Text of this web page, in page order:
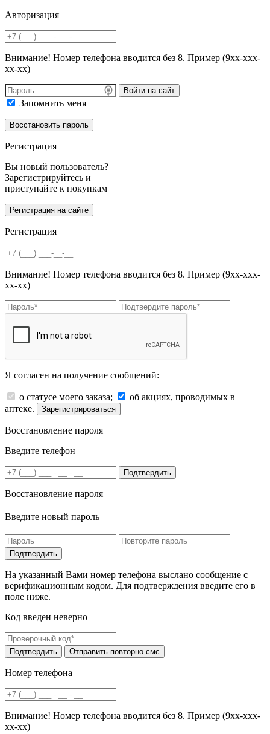
Авторизация
Внимание! Номер телефона вводится без 8. Пример (9хх-ххх-
хх-хх)
Войти на сайт
Запомнить меня
Регистрация
Вы новый пользователь?
Зарегистрируйтесь и
приступайте к покупкам
Регистрация
Внимание! Номер телефона вводится без 8. Пример (9хх-ххх-
хх-хх)
Я согласен на получение сообщений:
о статусе моего заказа;
об акциях, проводимых в
аптеке.
Зарегистрироваться
Восстановление пароля
Введите телефон
Подтвердить
Восстановление пароля
Введите новый пароль
На указанный Вами номер телефона выслано сообщение с
верификационным кодом. Для подтверждения введите его в
поле ниже.
Код введен неверно
Номер телефона
Внимание! Номер телефона вводится без 8. Пример (9хх-ххх-
хх-хх)